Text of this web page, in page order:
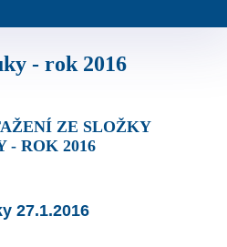
zaplatit
- rok 2016
- ROK 2016
27.1.2016